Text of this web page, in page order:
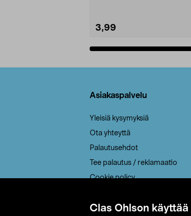
Clas Ohlson
3,99
Asiakaspalvelu
Yleisiä kysymyksiä
Ota yhteyttä
Palautusehdot
Tee palautus / reklamaatio
Cookie policy
Saavutettavuus